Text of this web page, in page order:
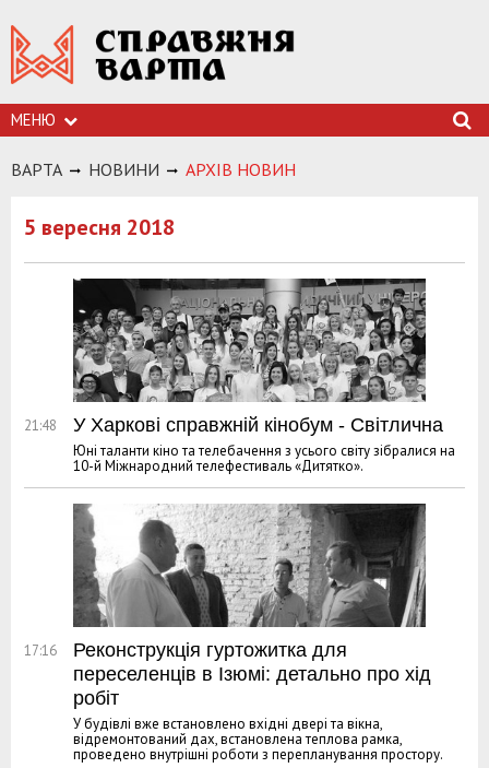
МЕНЮ
ВАРТА НОВИНИ АРХIВ НОВИН
5 вересня 2018
21:48 У Харкові справжній кінобум - Світлична
Юні таланти кіно та телебачення з усього світу зібралися на
10-й Міжнародний телефестиваль «Дитятко».
17:16
Реконструкція гуртожитка для
переселенців в Ізюмі: детально про хід
робіт
У будівлі вже встановлено вхідні двері та вікна,
відремонтований дах, встановлена теплова рамка,
проведено внутрішні роботи з перепланування простору.